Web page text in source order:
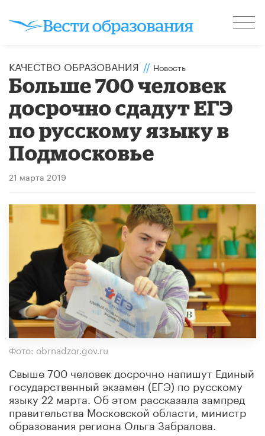
КАЧЕСТВО ОБРАЗОВАНИЯ // Новость
Больше 700 человек
досрочно сдадут ЕГЭ
по русскому языку в
Подмосковье
21 марта 2019
Фото: obrnadzor.gov.ru
Свыше 700 человек досрочно напишут Единый
государственный экзамен (ЕГЭ) по русскому
языку 22 марта. Об этом рассказала зампред
правительства Московской области, министр
образования региона Ольга Забралова.